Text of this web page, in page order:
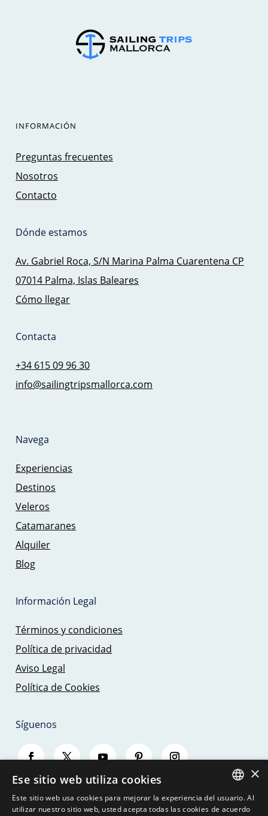
INFORMACIÓN
Preguntas frecuentes
Nosotros
Contacto
Dónde estamos
Av. Gabriel Roca, S/N Marina Palma Cuarentena CP
07014 Palma, Islas Baleares
Cómo llegar
Contacta
+34 615 09 96 30
info@sailingtripsmallorca.com
Navega
Experiencias
Destinos
Veleros
Catamaranes
Alquiler
Blog
Información Legal
Términos y condiciones
Política de privacidad
Aviso Legal
Política de Cookies
Síguenos
SPANISH
×
Ese sitio web utiliza cookies
Este sitio web usa cookies para mejorar la experiencia del usuario. Al
utilizar nuestro sitio web, usted acepta todas las cookies de acuerdo